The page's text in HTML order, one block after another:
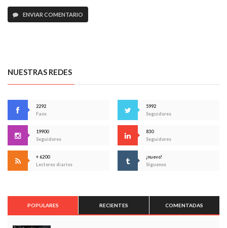
ENVIAR COMENTARIO
NUESTRAS REDES
2292
Fans
5992
Seguidores
19900
Seguidores
830
Seguidores
+ 6200
Lectores diarios
¡nuevo!
Síguenos
POPULARES RECIENTES COMENTADAS